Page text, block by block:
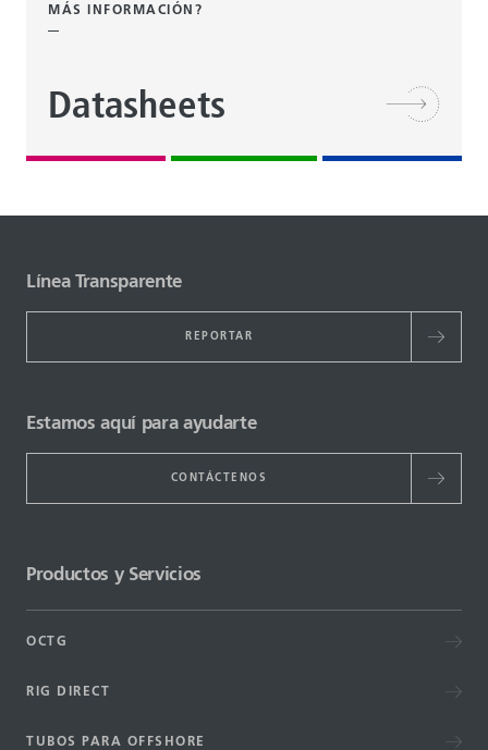
MÁS INFORMACIÓN?
Datasheets
Línea Transparente
REPORTAR
Estamos aquí para ayudarte
CONTÁCTENOS
Productos y Servicios
OCTG
RIG DIRECT
TUBOS PARA OFFSHORE